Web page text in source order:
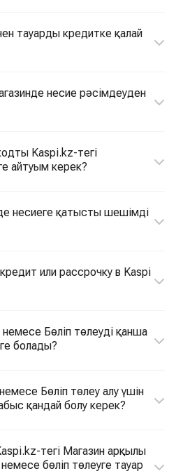
тауарды кредитке қалай
несие рәсімдеуден
Kaspi.kz-тегі
айтуым керек?
несиеге қатысты шешімді
или рассрочку в Kaspi
Бөліп төлеуді қанша
болады?
Бөліп төлеу алу үшін
қандай болу керек?
тегі Магазин арқылы
бөліп төлеуге тауар